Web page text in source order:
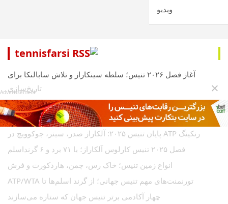
ویدیو
tennisfarsi
آغاز فصل ۲۰۲۶ تنیس؛ سلطه سینکاراز و تلاش سابالنکا برای
تاریخ‌سازی
آموزش حرفه‌ای شرط‌بندی تنیس ۲۰۲۶؛ از انواع آپشن‌ها تا
استراتژی‌های سودآور
رنکینگ ATP پایان تنیس ۲۰۲۵: آلکاراز صدر، سینر، جوکوویچ در
فصل ۲۰۲۵ تنیس کارلوس آلکاراز؛ با ۷۱ برد و ۶ گرنداسلم
انواع زمین تنیس؛ خاک رس، چمن، هاردکورت و فرش
تورنمنت‌های مهم تنیس جهانی؛ از گرند اسلم‌ها تا ATP/WTA
چهار آکادمی برتر تنیس جهان که ستاره می‌سازند
Advertisement